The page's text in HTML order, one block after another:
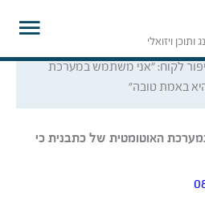
ותוכן ויזואלי
לקוח: "אני משתמש במערכת
באמת טובה"
האוטומטית של כתבנית כי